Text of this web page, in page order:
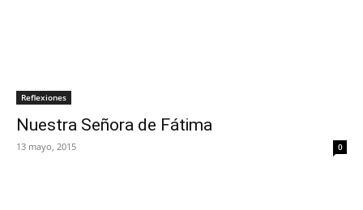
Reflexiones
Nuestra Señora de Fátima
13 mayo, 2015 0